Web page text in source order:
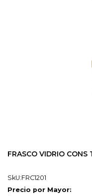
FRASCO VIDRIO
SkU:FRC1201
Precio por Mayor: